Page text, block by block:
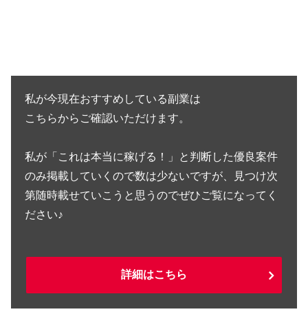
私が今現在おすすめしている副業は
こちらからご確認いただけます。
私が「これは本当に稼げる！」と判断した優良案件
のみ掲載していくので数は少ないですが、見つけ次
第随時載せていこうと思うのでぜひご覧になってく
ださい♪
詳細はこちら